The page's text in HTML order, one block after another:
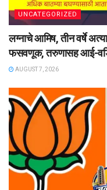
UNCATEGORIZED
लग्नाचे आमिष, तीन वर्षे
फसवणूक, तरुणासह आई-
AUGUST 7, 2026